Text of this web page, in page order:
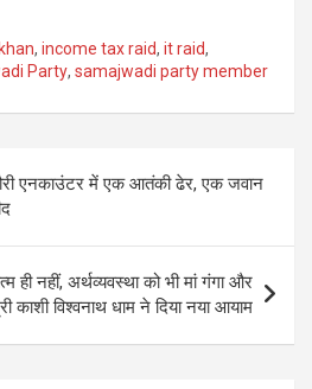
, income tax raid, it raid,
Party, samajwadi party member
एनकाउंटर में एक आतंकी ढेर, एक जवान
नहीं, अर्थव्यवस्था को भी मां गंगा और
काशी विश्वनाथ धाम ने दिया नया आयाम